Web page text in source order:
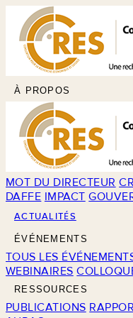
À PROPOS
MOT DU DIRECTEUR
DAFFE IMPACT
ACTUALITÉS
ÉVÉNEMENTS
TOUS LES
WEBINAIRES
RESSOURCES
PUBLICATIONS